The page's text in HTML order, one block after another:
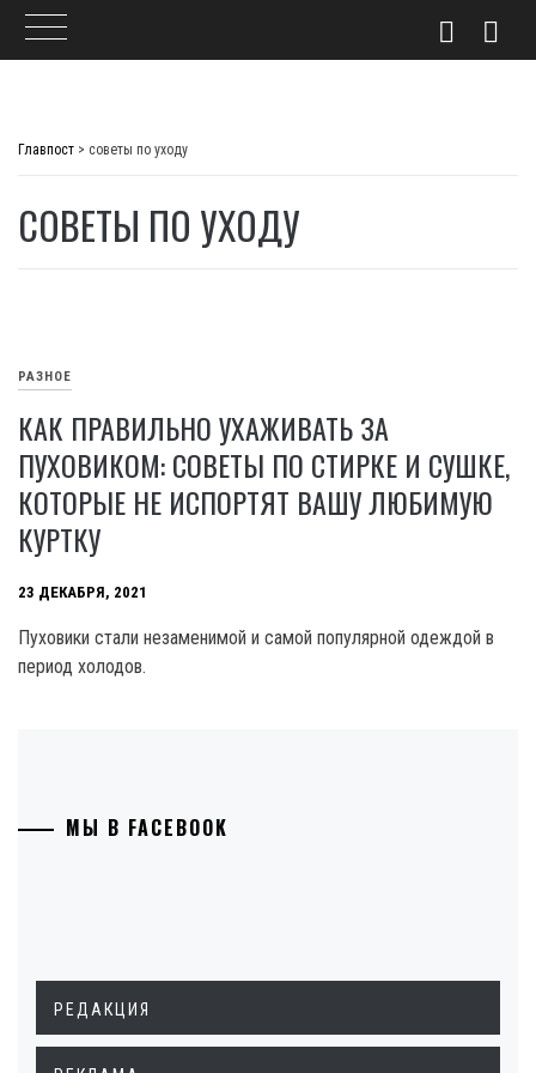
Главпост > советы по уходу
СОВЕТЫ ПО УХОДУ
РАЗНОЕ
КАК ПРАВИЛЬНО УХАЖИВАТЬ ЗА
ПУХОВИКОМ: СОВЕТЫ ПО СТИРКЕ И СУШКЕ,
КОТОРЫЕ НЕ ИСПОРТЯТ ВАШУ ЛЮБИМУЮ
КУРТКУ
23 ДЕКАБРЯ, 2021
Пуховики стали незаменимой и самой популярной одеждой в
период холодов.
МЫ В FACEBOOK
РЕДАКЦИЯ